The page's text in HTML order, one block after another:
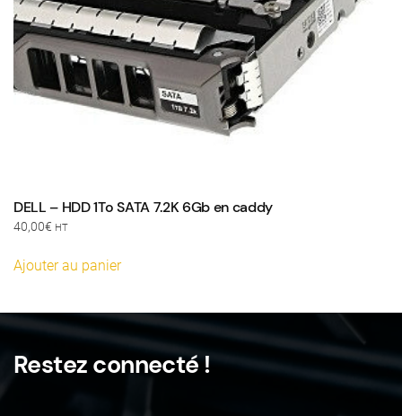
DELL – HDD 1To SATA 7.2K 6Gb en caddy
40,00€ HT
Ajouter au panier
Restez connecté !